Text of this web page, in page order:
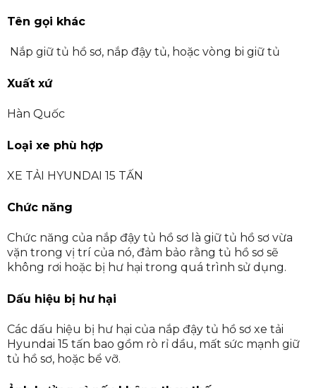
Tên gọi khác
Nắp giữ tủ hồ sơ, nắp đậy tủ, hoặc vòng bi giữ tủ
Xuất xứ
Hàn Quốc
Loại xe phù hợp
XE TẢI HYUNDAI 15 TẤN
Chức năng
Chức năng của nắp đậy tủ hồ sơ là giữ tủ hồ sơ vừa
vặn trong vị trí của nó, đảm bảo rằng tủ hồ sơ sẽ
không rơi hoặc bị hư hại trong quá trình sử dụng.
Dấu hiệu bị hư hại
Các dấu hiệu bị hư hại của nắp đậy tủ hồ sơ xe tải
Hyundai 15 tấn bao gồm rò rỉ dầu, mất sức mạnh giữ
tủ hồ sơ, hoặc bể vỡ.